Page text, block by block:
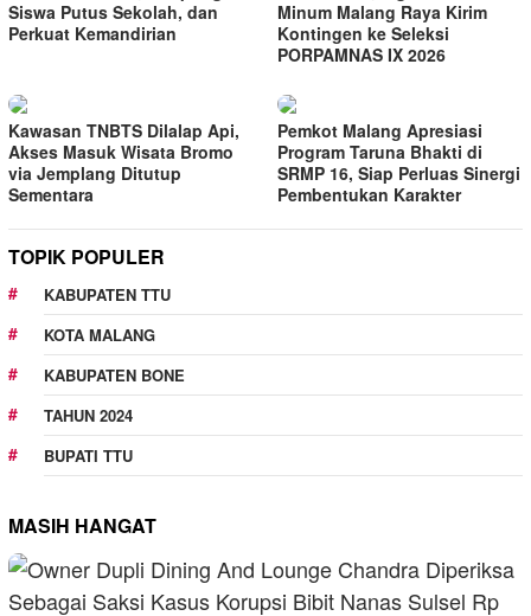
Siswa Putus Sekolah, dan
Perkuat Kemandirian
Minum Malang Raya Kirim
Kontingen ke Seleksi
PORPAMNAS IX 2026
Kawasan TNBTS Dilalap Api,
Akses Masuk Wisata Bromo
via Jemplang Ditutup
Sementara
Pemkot Malang Apresiasi
Program Taruna Bhakti di
SRMP 16, Siap Perluas Sinergi
Pembentukan Karakter
TOPIK POPULER
KABUPATEN TTU
KOTA MALANG
KABUPATEN BONE
TAHUN 2024
BUPATI TTU
MASIH HANGAT